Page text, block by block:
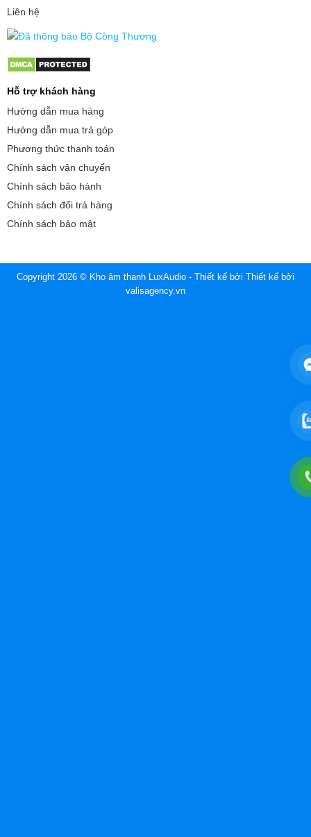
Liên hệ
Hỗ trợ khách hàng
Hướng dẫn mua hàng
Hướng dẫn mua trả góp
Phương thức thanh toán
Chính sách vận chuyển
Chính sách bảo hành
Chính sách đổi trả hàng
Chính sách bảo mật
Copyright 2026 © Kho âm thanh LuxAudio - Thiết kế bởi Thiết kế bởi
valisagency.vn